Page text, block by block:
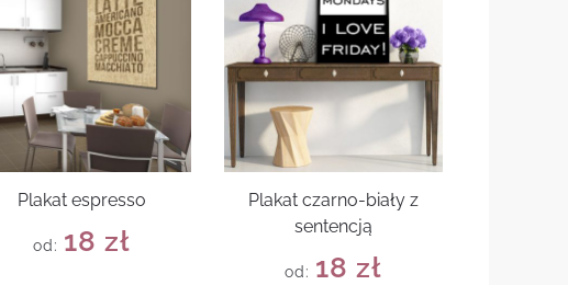
Plakat espresso
od: 18zł
Plakat czarno-biały z
sentencją
od: 18zł